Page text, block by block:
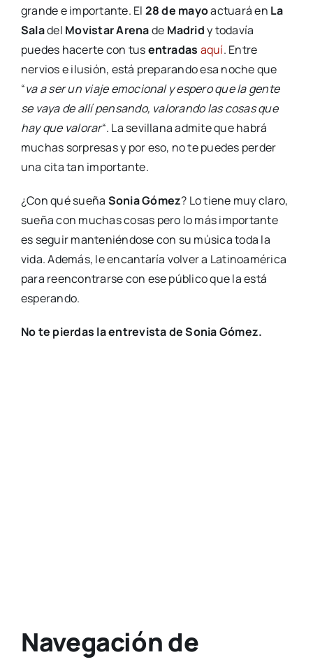
grande e importante. El 28 de mayoactuará en La
Saladel Movistar Arenade Madridy todavía
puedes hacerte con tusentradas aquí. Entre
nervios e ilusión, está preparando esa noche que
“va a ser un viaje emocional y espero que la gente
se vaya de allí pensando, valorando las cosas que
hay que valorar“. La sevillana admite que habrá
muchas sorpresas y por eso, no te puedes perder
una cita tan importante.
¿Con qué sueña Sonia Gómez? Lo tiene muy claro,
sueña con muchas cosas pero lo más importante
es seguir manteniéndose con su música toda la
vida. Además, le encantaría volver a Latinoamérica
para reencontrarse con ese público que la está
esperando.
No te pierdas la entrevista de Sonia Gómez.
Navegación de